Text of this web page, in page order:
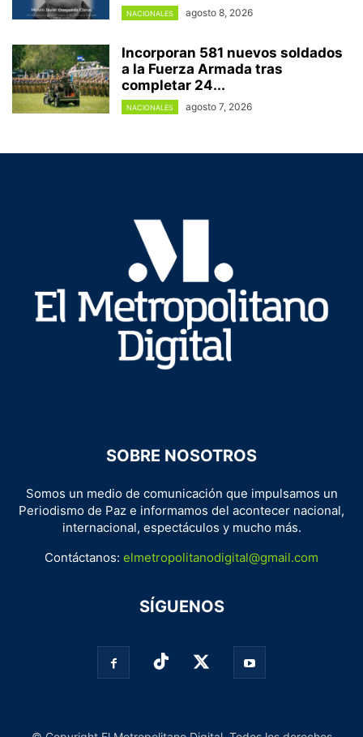
NACIONALES agosto 8, 2026
Incorporan 581 nuevos soldados
a la Fuerza Armada tras
completar 24...
NACIONALES agosto 7, 2026
SOBRE NOSOTROS
Somos un medio de comunicación que impulsamos un
Periodismo de Paz e informamos del acontecer nacional,
internacional, espectáculos y mucho más.
Contáctanos: elmetropolitanodigital@gmail.com
SÍGUENOS